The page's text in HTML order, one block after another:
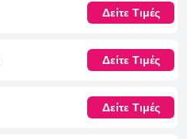
Δείτε Τιμές
Δείτε Τιμές
Δείτε Τιμές